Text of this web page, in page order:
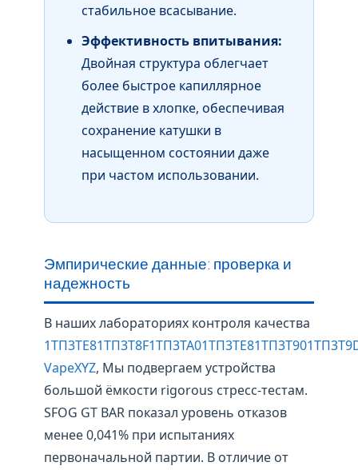
стабильное всасывание.
Эффективность впитывания:
Двойная структура облегчает
более быстрое капиллярное
действие в хлопке, обеспечивая
сохранение катушки в
насыщенном состоянии даже
при частом использовании.
Эмпирические данные: проверка и
надежность
В наших лабораториях контроля качества
VapeXYZ, Мы подвергаем устройства
большой ёмкости rigorous стресс-тестам.
SFOG GT BAR показал уровень отказов
менее 0,041% при испытаниях
первоначальной партии. В отличие от